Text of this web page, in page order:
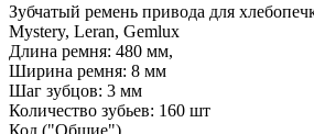
Зубчатый ремень привода для
Mystery, Leran, Gemlux
Длина ремня: 480 мм,
Ширина ремня: 8 мм
Шаг зубцов: 3 мм
Количество зубьев: 160 шт
Код ("Общие")